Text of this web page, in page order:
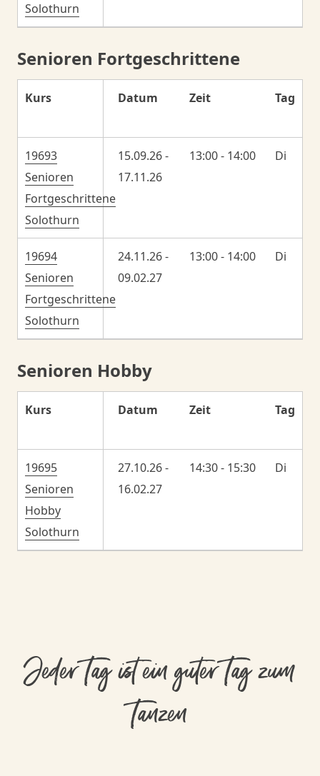
Solothurn
Senioren Fortgeschrittene
Kurs Datum Zeit Tag
19693
Senioren
Fortgeschrittene
Solothurn
15.09.26 -
17.11.26
13:00 - 14:00 Di
19694
Senioren
Fortgeschrittene
Solothurn
24.11.26 -
09.02.27
13:00 - 14:00 Di
Senioren Hobby
Kurs Datum Zeit Tag
19695
Senioren
Hobby
Solothurn
27.10.26 -
16.02.27
14:30 - 15:30 Di
Jeder Tag ist ein guter Tag zum
Tanzen